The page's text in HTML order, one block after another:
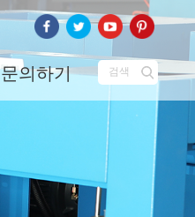
문의하기 검색